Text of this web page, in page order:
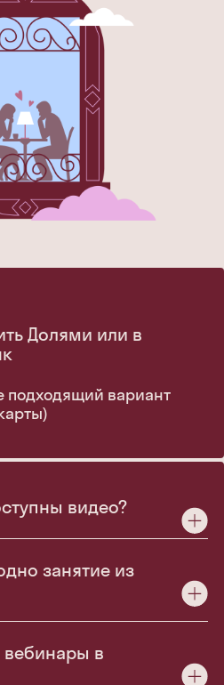
Долями или в
подходящий вариант
видео?
занятие из
вебинары в